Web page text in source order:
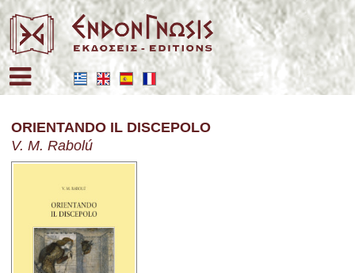
Επιλέξτε τη γλώσσα σας
ORIENTANDO IL DISCEPOLO
V. M. Rabolú